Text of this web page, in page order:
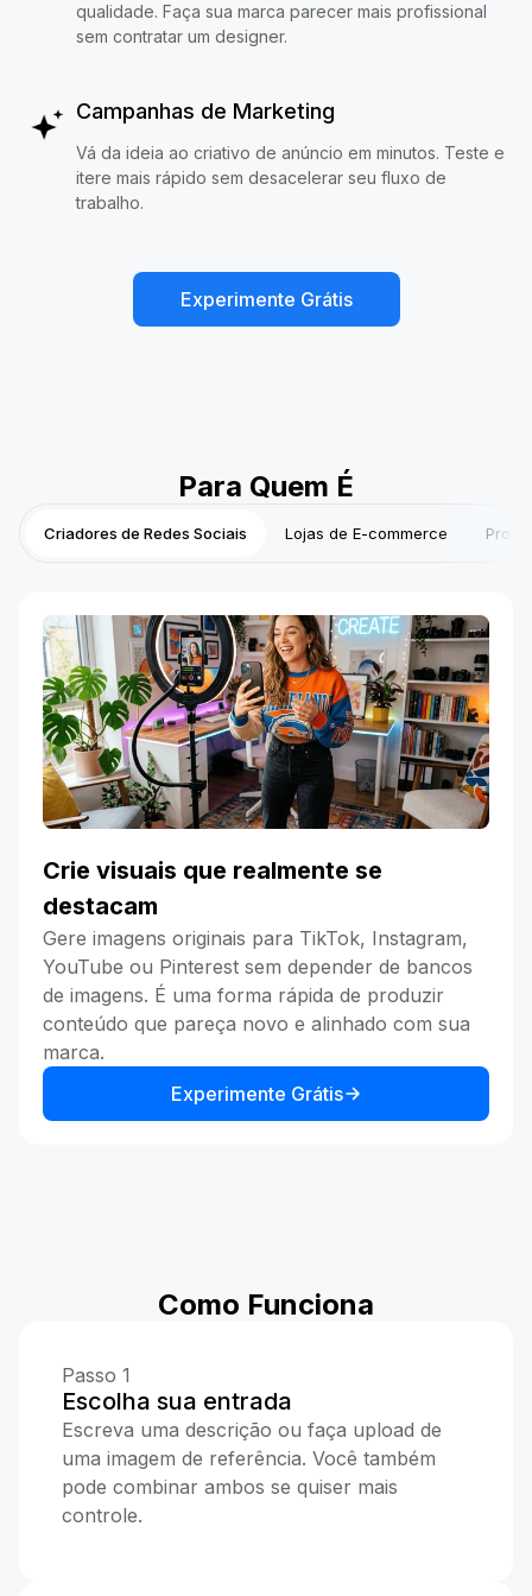
qualidade. Faça sua marca parecer mais profissional
sem contratar um designer.
Campanhas de Marketing
Vá da ideia ao criativo de anúncio em minutos. Teste e
itere mais rápido sem desacelerar seu fluxo de
trabalho.
Experimente Grátis
Para Quem É
Criadores de Redes Sociais Lojas de E-commerce
Crie visuais que realmente se
destacam
Gere imagens originais para TikTok, Instagram,
YouTube ou Pinterest sem depender de bancos
de imagens. É uma forma rápida de produzir
conteúdo que pareça novo e alinhado com sua
marca.
Experimente Grátis
Como Funciona
Passo 1
Escolha sua entrada
Escreva uma descrição ou faça upload de
uma imagem de referência. Você também
pode combinar ambos se quiser mais
controle.